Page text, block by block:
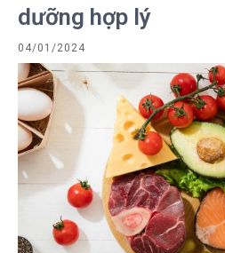
dưỡng hợp lý
04/01/2024